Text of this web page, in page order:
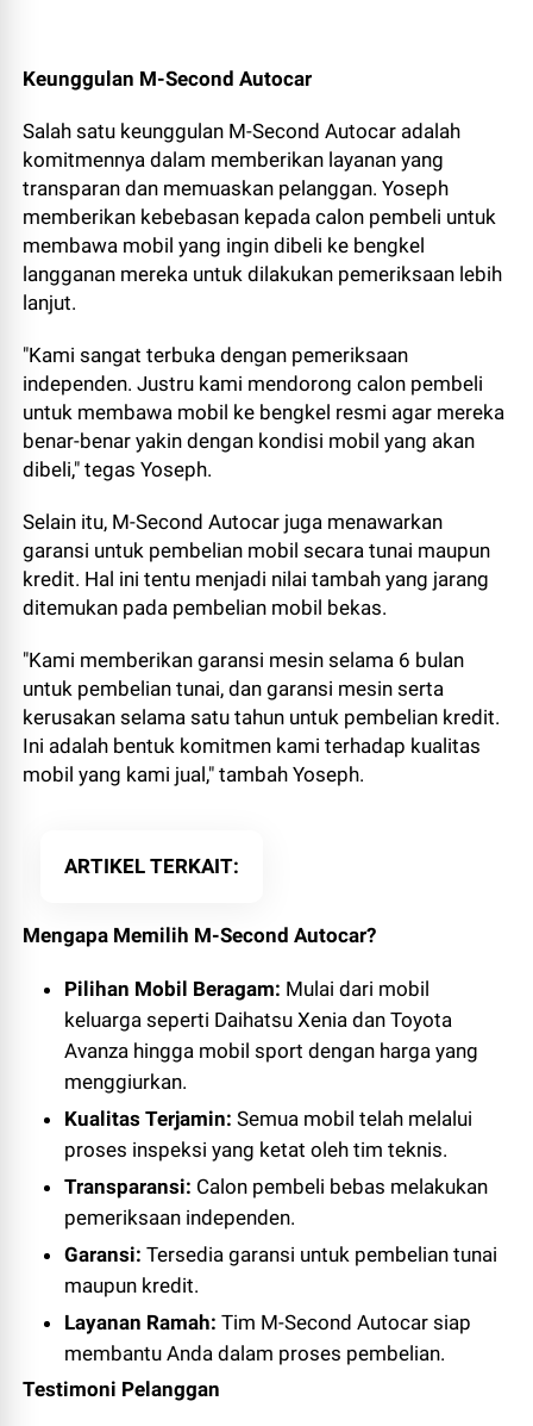
Keunggulan M-Second Autocar
Salah satu keunggulan M-Second Autocar adalah
komitmennya dalam memberikan layanan yang
transparan dan memuaskan pelanggan. Yoseph
memberikan kebebasan kepada calon pembeli untuk
membawa mobil yang ingin dibeli ke bengkel
langganan mereka untuk dilakukan pemeriksaan lebih
lanjut.
"Kami sangat terbuka dengan pemeriksaan
independen. Justru kami mendorong calon pembeli
untuk membawa mobil ke bengkel resmi agar mereka
benar-benar yakin dengan kondisi mobil yang akan
dibeli," tegas Yoseph.
Selain itu, M-Second Autocar juga menawarkan
garansi untuk pembelian mobil secara tunai maupun
kredit. Hal ini tentu menjadi nilai tambah yang jarang
ditemukan pada pembelian mobil bekas.
"Kami memberikan garansi mesin selama 6 bulan
untuk pembelian tunai, dan garansi mesin serta
kerusakan selama satu tahun untuk pembelian kredit.
Ini adalah bentuk komitmen kami terhadap kualitas
mobil yang kami jual," tambah Yoseph.
ARTIKEL TERKAIT
Mengapa Memilih M-Second Autocar?
Pilihan Mobil Beragam: Mulai dari mobil
keluarga seperti Daihatsu Xenia dan Toyota
Avanza hingga mobil sport dengan harga yang
menggiurkan.
Kualitas Terjamin: Semua mobil telah melalui
proses inspeksi yang ketat oleh tim teknis.
Transparansi: Calon pembeli bebas melakukan
pemeriksaan independen.
Garansi: Tersedia garansi untuk pembelian tunai
maupun kredit.
Layanan Ramah: Tim M-Second Autocar siap
membantu Anda dalam proses pembelian.
Testimoni Pelanggan